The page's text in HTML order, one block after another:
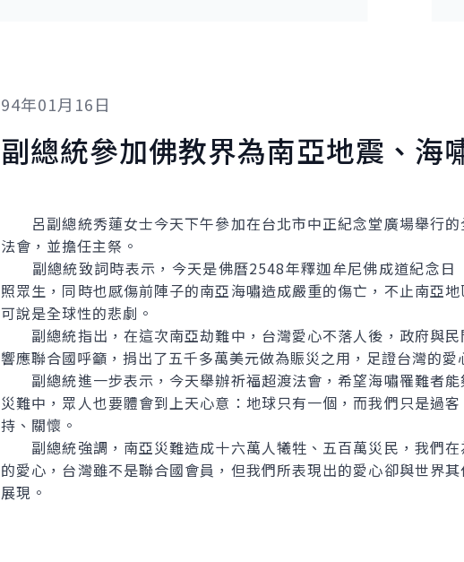
94年01月16日
副總統參加佛教界為南亞地震、海
呂副總統秀蓮女士今天下午參加在台北市中正紀念堂廣場舉行的
法會，並擔任主祭。
副總統致詞時表示，今天是佛曆2548年釋迦牟尼佛成道紀念日
照眾生，同時也感傷前陣子的南亞海嘯造成嚴重的傷亡，不止南亞
可說是全球性的悲劇。
副總統指出，在這次南亞劫難中，台灣愛心不落人後，政府與民
響應聯合國呼籲，捐出了五千多萬美元做為賑災之用，足證台灣的愛
副總統進一步表示，今天舉辦祈福超渡法會，希望海嘯罹難者能
災難中，眾人也要體會到上天心意：地球只有一個，而我們只是過
持、關懷。
副總統強調，南亞災難造成十六萬人犧牲、五百萬災民，我們在
的愛心，台灣雖不是聯合國會員，但我們所表現出的愛心卻與世界
展現。